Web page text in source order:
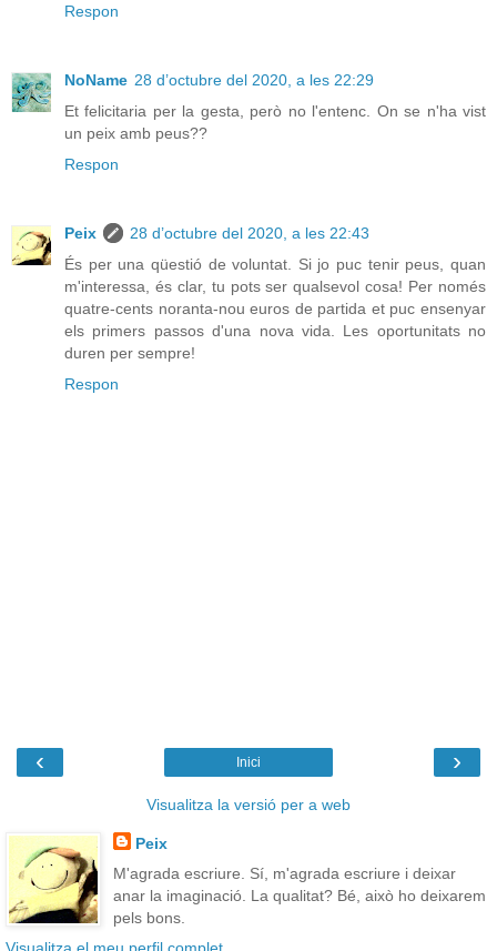
Respon
NoName 28 d’octubre del 2020, a les 22:29
Et felicitaria per la gesta, però no l'entenc. On se n'ha vist
un peix amb peus??
Respon
Peix
28 d’octubre del 2020, a les 22:43
És per una qüestió de voluntat. Si jo puc tenir peus, quan
m'interessa, és clar, tu pots ser qualsevol cosa! Per només
quatre-cents noranta-nou euros de partida et puc ensenyar
els primers passos d'una nova vida. Les oportunitats no
duren per sempre!
Respon
‹ ›
Inici
Visualitza la versió per a web
Peix
M'agrada escriure. Sí, m'agrada escriure i deixar
anar la imaginació. La qualitat? Bé, això ho deixarem
pels bons.